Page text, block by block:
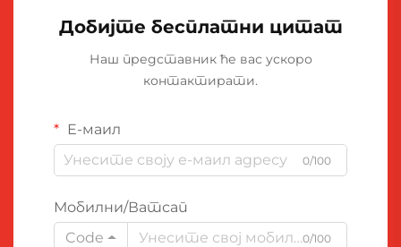
Добијте бесплатни цитат
Наш представник ће вас ускоро
контактирати.
Е-маил
0/100
Мобилни/Ватсап
Code
0/100